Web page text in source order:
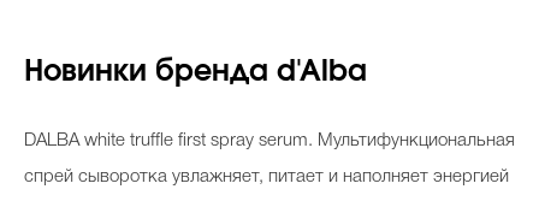
Новинки бренда d'Alba
DALBA white truffle first spray serum. Мультифункциональная
спрей сыворотка увлажняет, питает и наполняет энергией